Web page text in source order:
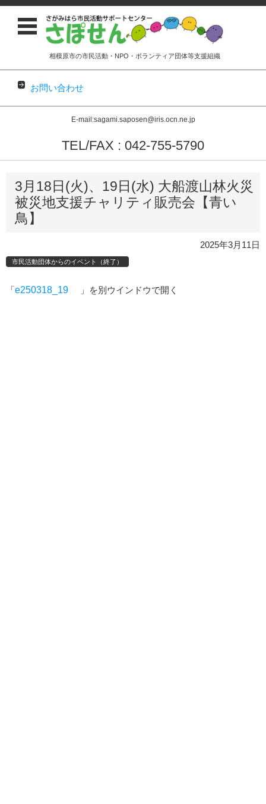
相模原市の市民活動・NPO・ボランティア団体等支援組織
お問い合わせ
E-mail:sagami.saposen@iris.ocn.ne.jp
TEL/FAX : 042-755-5790
コンテンツに移動
3月18日(火)、19日(水) 大船渡山林火災
被災地支援チャリティ販売会【青い
鳥】
2025年3月11日
市民活動団体からのイベント（終了）
「e250318_19 」を別ウインドウで開く